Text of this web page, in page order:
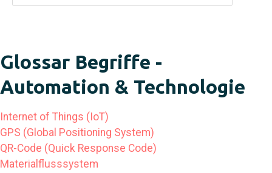
Glossar Begriffe -
Automation & Technologie
Internet of Things (IoT)
GPS (Global Positioning System)
QR-Code (Quick Response Code)
Materialflusssystem